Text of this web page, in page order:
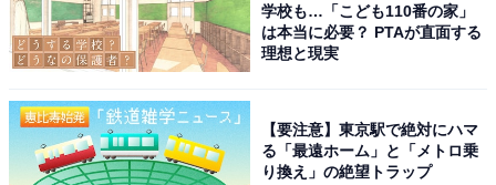
学校も…「こども110番の家」
は本当に必要？ PTAが直面する
理想と現実
【要注意】東京駅で絶対にハマ
る「最遠ホーム」と「メトロ乗
り換え」の絶望トラップ